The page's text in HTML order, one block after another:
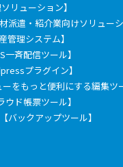
リューション】
派遣・紹介業向けソリューシ
管理システム】
斉配信ツール】
プラグイン】
をもっと便利にする編集ツ
ド帳票ツール】
ックアップツール】